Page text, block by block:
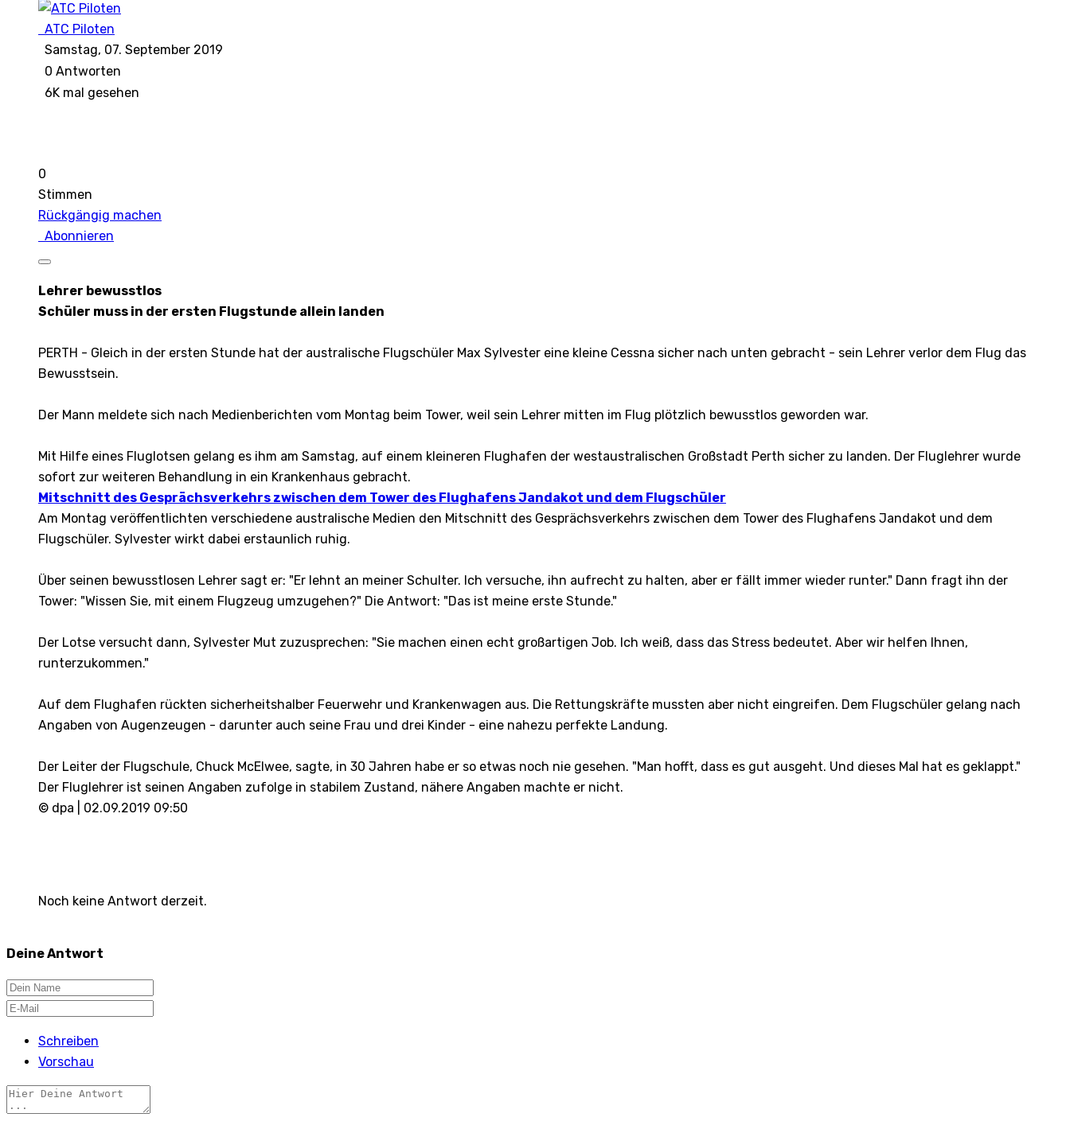
ATC Piloten
Samstag, 07. September 2019
0 Antworten
6K mal gesehen
0
Stimmen
Rückgängig machen
Abonnieren
Lehrer bewusstlos
Schüler muss in der ersten Flugstunde allein landen
PERTH - Gleich in der ersten Stunde hat der australische Flugschüler Max Sylvester eine kleine Cessna sicher nach unten gebracht - sein Lehrer verlor dem Flug das
Bewusstsein.
Der Mann meldete sich nach Medienberichten vom Montag beim Tower, weil sein Lehrer mitten im Flug plötzlich bewusstlos geworden war.
Mit Hilfe eines Fluglotsen gelang es ihm am Samstag, auf einem kleineren Flughafen der westaustralischen Großstadt Perth sicher zu landen. Der Fluglehrer wurde
sofort zur weiteren Behandlung in ein Krankenhaus gebracht.
Mitschnitt des Gesprächsverkehrs zwischen dem Tower des Flughafens Jandakot und dem Flugschüler
Am Montag veröffentlichten verschiedene australische Medien den Mitschnitt des Gesprächsverkehrs zwischen dem Tower des Flughafens Jandakot und dem
Flugschüler. Sylvester wirkt dabei erstaunlich ruhig.
Über seinen bewusstlosen Lehrer sagt er: "Er lehnt an meiner Schulter. Ich versuche, ihn aufrecht zu halten, aber er fällt immer wieder runter." Dann fragt ihn der
Tower: "Wissen Sie, mit einem Flugzeug umzugehen?" Die Antwort: "Das ist meine erste Stunde."
Der Lotse versucht dann, Sylvester Mut zuzusprechen: "Sie machen einen echt großartigen Job. Ich weiß, dass das Stress bedeutet. Aber wir helfen Ihnen,
runterzukommen."
Auf dem Flughafen rückten sicherheitshalber Feuerwehr und Krankenwagen aus. Die Rettungskräfte mussten aber nicht eingreifen. Dem Flugschüler gelang nach
Angaben von Augenzeugen - darunter auch seine Frau und drei Kinder - eine nahezu perfekte Landung.
Der Leiter der Flugschule, Chuck McElwee, sagte, in 30 Jahren habe er so etwas noch nie gesehen. "Man hofft, dass es gut ausgeht. Und dieses Mal hat es geklappt."
Der Fluglehrer ist seinen Angaben zufolge in stabilem Zustand, nähere Angaben machte er nicht.
© dpa | 02.09.2019 09:50
Noch keine Antwort derzeit.
Deine Antwort
Schreiben
Vorschau